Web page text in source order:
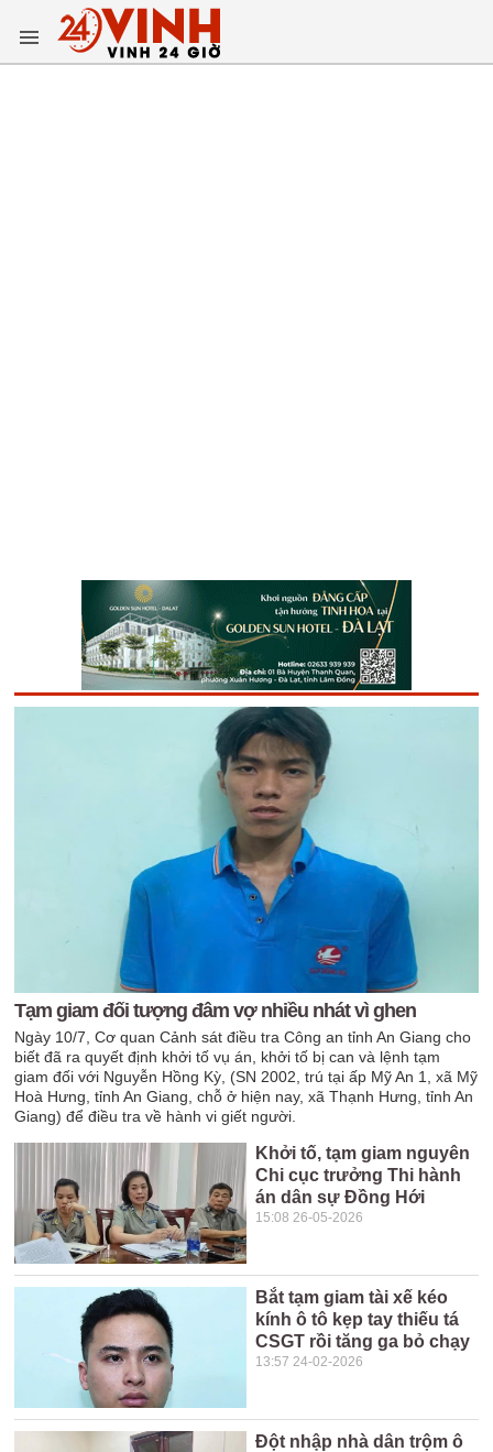
Tạm giam đối tượng đâm vợ nhiều nhát vì ghen
Ngày 10/7, Cơ quan Cảnh sát điều tra Công an tỉnh An Giang cho
biết đã ra quyết định khởi tố vụ án, khởi tố bị can và lệnh tạm
giam đối với Nguyễn Hồng Kỳ, (SN 2002, trú tại ấp Mỹ An 1, xã Mỹ
Hoà Hưng, tỉnh An Giang, chỗ ở hiện nay, xã Thạnh Hưng, tỉnh An
Giang) để điều tra về hành vi giết người.
Khởi tố, tạm giam nguyên
Chi cục trưởng Thi hành
án dân sự Đồng Hới
15:08 26-05-2026
Bắt tạm giam tài xế kéo
kính ô tô kẹp tay thiếu tá
CSGT rồi tăng ga bỏ chạy
13:57 24-02-2026
Đột nhập nhà dân trộm ô